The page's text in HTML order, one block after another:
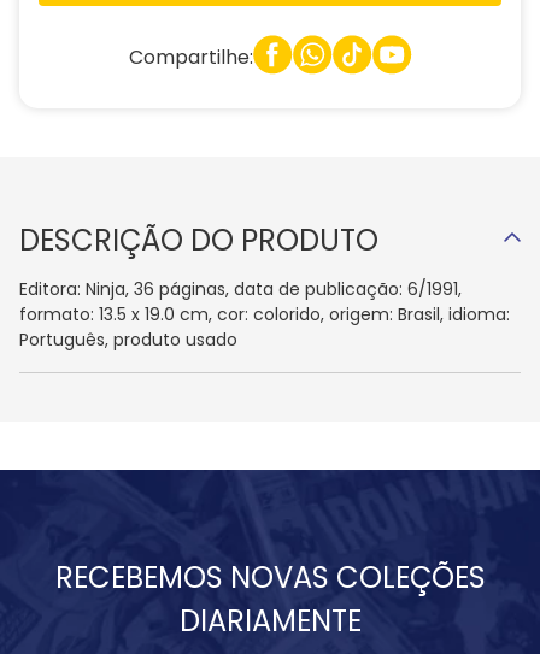
Compartilhe:
DESCRIÇÃO DO PRODUTO
Editora: Ninja, 36 páginas, data de publicação: 6/1991,
formato: 13.5 x 19.0 cm, cor: colorido, origem: Brasil, idioma:
Português, produto usado
RECEBEMOS NOVAS COLEÇÕES
DIARIAMENTE